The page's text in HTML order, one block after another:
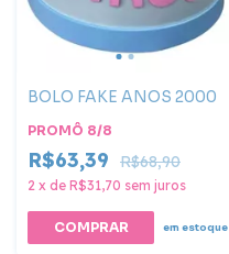
BOLO FAKE ANOS 2000
PROMÔ 8/8
R$63,39 R$68,90
2 x de R$31,70 sem juros
em estoque